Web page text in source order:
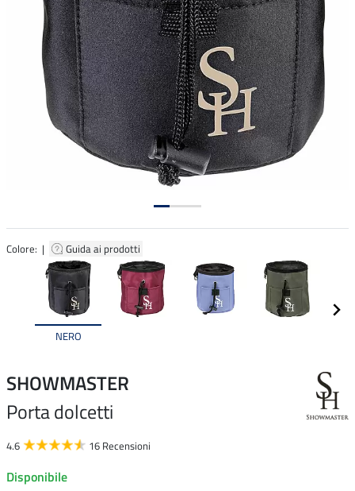
Colore: | Guida ai prodotti
NERO
SHOWMASTER
Porta dolcetti
4.6 16 Recensioni
Disponibile